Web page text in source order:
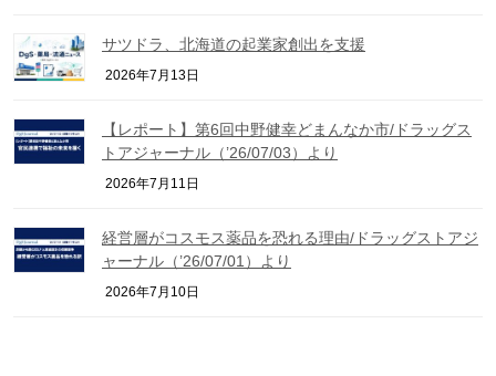
サツドラ、北海道の起業家創出を支援
2026年7月13日
【レポート】第6回中野健幸どまんなか市/ドラッグス
トアジャーナル（’26/07/03）より
2026年7月11日
経営層がコスモス薬品を恐れる理由/ドラッグストアジ
ャーナル（’26/07/01）より
2026年7月10日